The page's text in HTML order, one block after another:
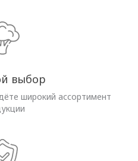
выбор
широкий ассортимент